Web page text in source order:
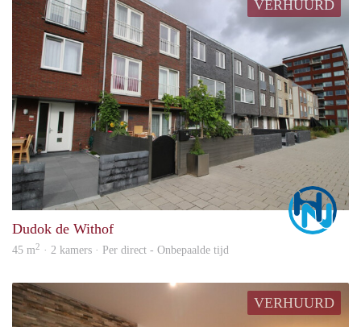
VERHUURD
Dudok de Withof
45 m2 · 2 kamers · Per direct - Onbepaalde tijd
VERHUURD